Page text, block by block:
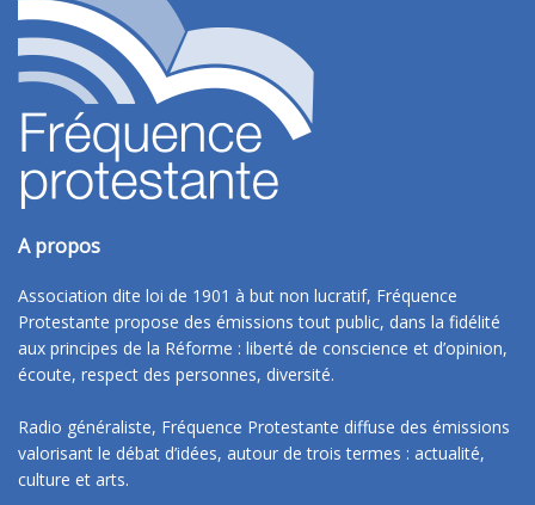
A propos
Association dite loi de 1901 à but non lucratif, Fréquence
Protestante propose des émissions tout public, dans la fidélité
aux principes de la Réforme : liberté de conscience et d’opinion,
écoute, respect des personnes, diversité.
Radio généraliste, Fréquence Protestante diffuse des émissions
valorisant le débat d’idées, autour de trois termes : actualité,
culture et arts.